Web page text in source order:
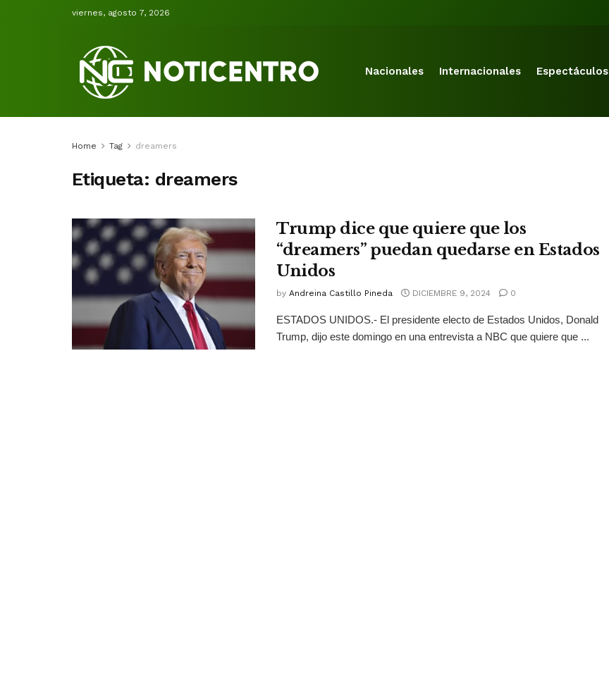
viernes, agosto 7, 2026
Nacionales Internacionales Espectáculos
Home Tag dreamers
Etiqueta: dreamers
Trump dice que quiere que los
“dreamers” puedan quedarse en Estados
Unidos
by Andreina Castillo Pineda DICIEMBRE 9, 2024 0
ESTADOS UNIDOS.- El presidente electo de Estados Unidos, Donald
Trump, dijo este domingo en una entrevista a NBC que quiere que ...